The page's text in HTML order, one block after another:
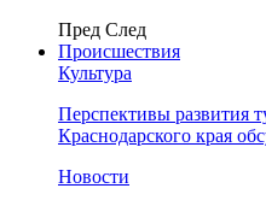
Пред След
Происшествия
Культура
Перспективы развития
Краснодарского края
Новости